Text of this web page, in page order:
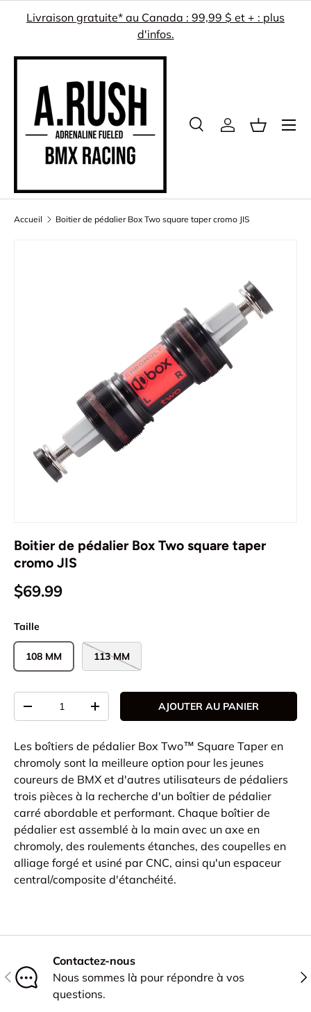
ALLER AU CONTENU
Livraison gratuite* au Canada : 99,99 $ et + : plus
d'infos.
Recherche
RechercheSe connecter
Panier
Menu
Accueil Boitier de pédalier Box Two square taper cromo JIS
Boitier de pédalier Box Two square taper
cromo JIS
$69.99
Taille
108 MM 113 MM
-
+ AJOUTER AU PANIER
Les boîtiers de pédalier Box Two™ Square Taper en
chromoly sont la meilleure option pour les jeunes
coureurs de BMX et d'autres utilisateurs de pédaliers
trois pièces à la recherche d'un boîtier de pédalier
carré abordable et performant. Chaque boîtier de
pédalier est assemblé à la main avec un axe en
chromoly, des roulements étanches, des coupelles en
alliage forgé et usiné par CNC, ainsi qu'un espaceur
central/composite d'étanchéité.
PRÉCÉDENT
Contactez-nous
Nous sommes là pour répondre à vos
questions.